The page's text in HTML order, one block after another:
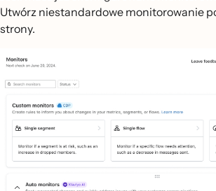
Utwórz niestandardowe monitorowanie
strony.